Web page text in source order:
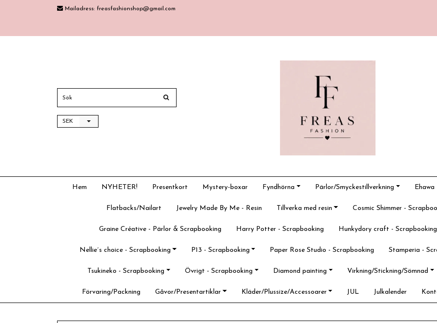
Mailadress: freasfashionshop@gmail.com
SEK
Hem NYHETER! Presentkort Mystery-boxar Fyndhörna Pärlor/Smyckestillverkning Ehawa
Flatbacks/Nailart Jewelry Made By Me - Resin Tillverka med resin Cosmic Shimmer -
Graine Créative - Pärlor & Scrapbooking Harry Potter - Scrapbooking Hunkydory craft - Scrapbooking
Nellie´s choice - Scrapbooking P13 - Scrapbooking Paper Rose Studio - Scrapbooking Stamperia -
Tsukineko - Scrapbooking Övrigt - Scrapbooking Diamond painting Virkning/Stickning/Sömnad
Förvaring/Packning Gåvor/Presentartiklar Kläder/Plussize/Accessoarer JUL Julkalender